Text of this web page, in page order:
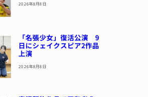
2026年8月8日
「名張少女」復活公演 9
日にシェイクスピア2作品
上演
2026年8月8日